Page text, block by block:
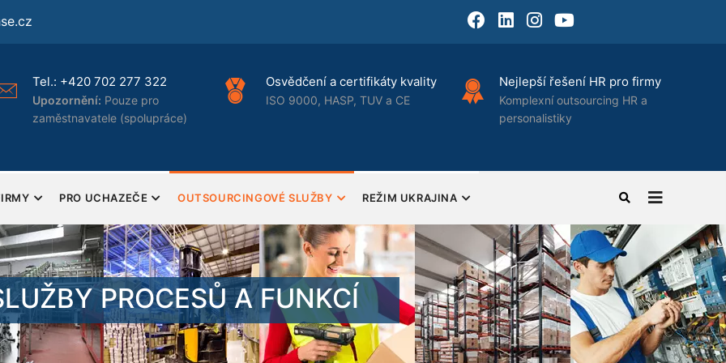
FacebookLinkedInInstagram
Tel.: +420 702 277 322
Upozornění: Pouze pro
zaměstnavatele (spolupráce)
Osvědčení a certifikáty kvality
ISO 9000, HASP, TUV a CE
Nejlepší řešení HR pro firmy
Komplexní outsourcing HR a
personalistiky
PRO UCHAZEČE OUTSOURCINGOVÉ SLUŽBY REŽIM UKRAJINA
PROCESŮ A FUNKCÍ